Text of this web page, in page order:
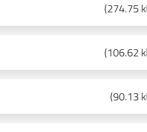
(274.75
(106.62
(90.13